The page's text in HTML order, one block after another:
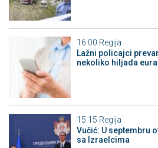
16:00 Regija
Lažni policajci
nekoliko hiljada eura
15:15 Regija
Vučić: U septembru
sa Izraelcima